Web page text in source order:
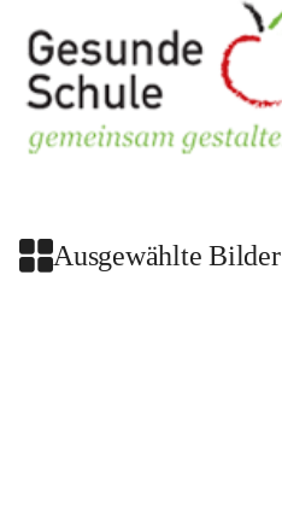
Ausgewählte Bilder